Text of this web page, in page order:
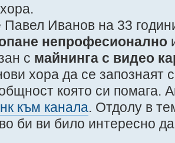
Иванов на 33
непрофесионално
с майнинга с видео
хора да се запознаят
която си помага.
към канала. Отдолу в
би ви било интересно